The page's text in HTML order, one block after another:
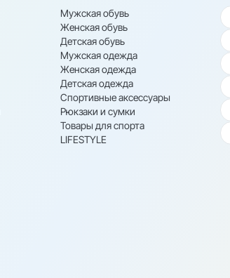
Мужская обувь
Женская обувь
Детская обувь
Мужская одежда
Женская одежда
Детская одежда
Спортивные аксессуары
Рюкзаки и сумки
Товары для спорта
LIFESTYLE